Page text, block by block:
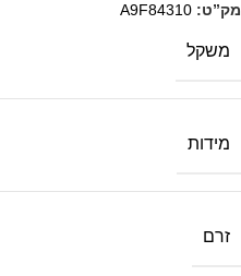
מק”ט: A9F84310
משקל
מידות
זרם